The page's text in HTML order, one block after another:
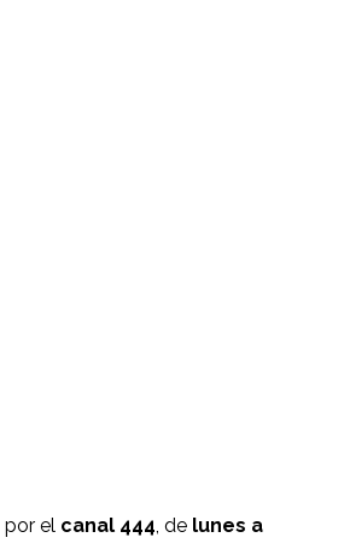
por el canal 444 , de lunes a